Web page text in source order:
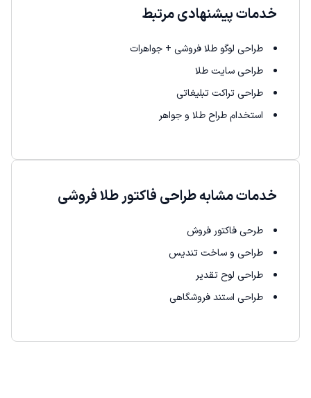
خدمات مشابه طراحی فاکتور طلا فروشی
طرحی فاکتور فروش
طراحی و ساخت تندیس
طراحی لوح تقدیر
طراحی استند فروشگاهی
خدمات پیشنهادی مرتبط
طراحی لوگو طلا فروشی + جواهرات
طراحی سایت طلا
طراحی تراکت تبلیغاتی
استخدام طراح طلا و جواهر